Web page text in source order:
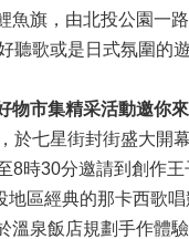
旗，由北投公園一
歌或是日式氛圍的
物市集精采活動邀你來
七星街封街盛大開
時30分邀請到創作
區經典的那卡西歌
泉飯店規劃手作體